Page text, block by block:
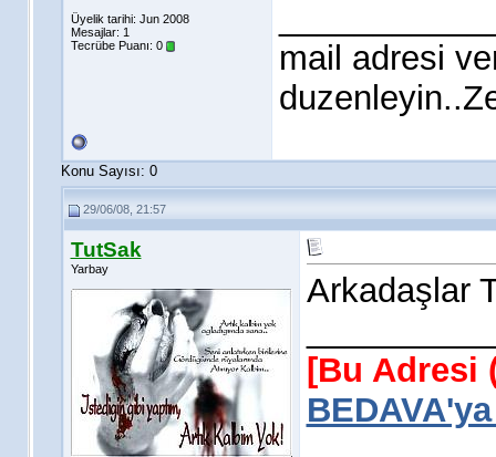
Üyelik tarihi: Jun 2008
Mesajlar: 1
Tecrübe Puanı: 0
mail adresi
Konu Sayısı: 0
29/06/08, 21:57
TutSak
Yarbay
Arkadaşlar
[Bu Adresi